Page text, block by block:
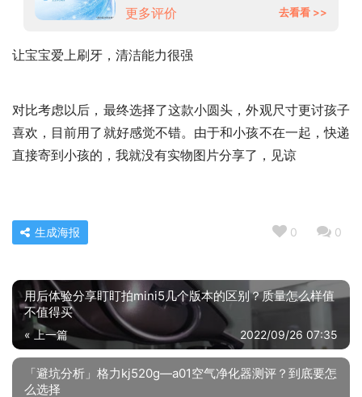
更多评价 去看看 >>
让宝宝爱上刷牙，清洁能力很强
对比考虑以后，最终选择了这款小圆头，外观尺寸更讨孩子
喜欢，目前用了就好感觉不错。由于和小孩不在一起，快递
直接寄到小孩的，我就没有实物图片分享了，见谅
0 0
生成海报
用后体验分享盯盯拍mini5几个版本的区别？质量怎么样值
不值得买
« 上一篇 2022/09/26 07:35
「避坑分析」格力kj520g—a01空气净化器测评？到底要怎
么选择